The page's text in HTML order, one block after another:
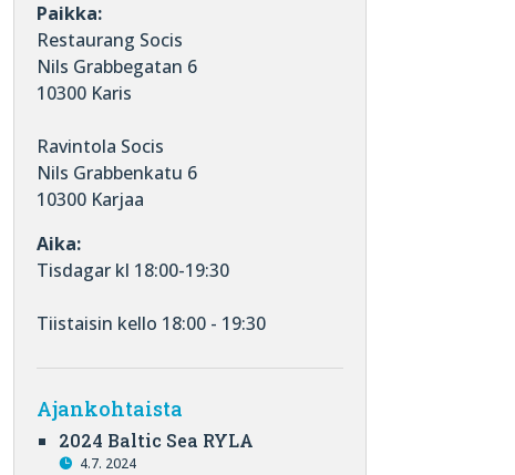
Paikka:
Restaurang Socis
Nils Grabbegatan 6
10300 Karis
Ravintola Socis
Nils Grabbenkatu 6
10300 Karjaa
Aika:
Tisdagar kl 18:00-19:30
Tiistaisin kello 18:00 - 19:30
Ajankohtaista
2024 Baltic Sea RYLA
4.7. 2024